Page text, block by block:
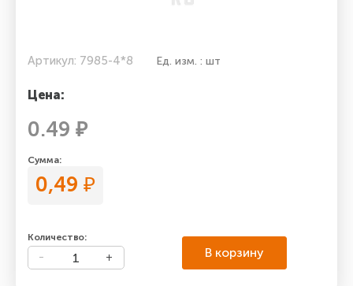
Артикул: 7985-4*8 Ед. изм. : шт
Цена:
0.49 ₽
Сумма:
0,49 ₽
Количество:
В корзину